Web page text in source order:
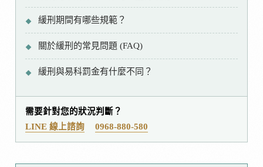
緩刑期間有哪些規範？
關於緩刑的常見問題 (FAQ)
緩刑與易科罰金有什麼不同？
需要針對您的狀況判斷？
LINE 線上諮詢
0968-880-580